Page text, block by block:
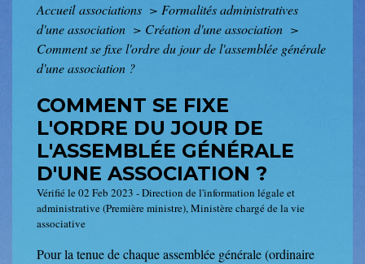
Accueil associations > Formalités administratives
d'une association > Création d'une association >
Comment se fixe l'ordre du jour de l'assemblée générale
d'une association ?
COMMENT SE FIXE
L'ORDRE DU JOUR DE
L'ASSEMBLÉE GÉNÉRALE
D'UNE ASSOCIATION ?
Vérifié le 02 Feb 2023 - Direction de l'information légale et
administrative (Première ministre), Ministère chargé de la vie
associative
Pour la tenue de chaque assemblée générale (ordinaire